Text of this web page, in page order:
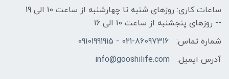
ساعات کاری: روزهای شنبه تا چهارشنبه از ساعت 10 الی 19
-- روزهای پنجشنبه از ساعت 10 الی 16
شماره تماس:
021-86097316 - 09101991915
آدرس ایمیل:
info@gooshilife.com